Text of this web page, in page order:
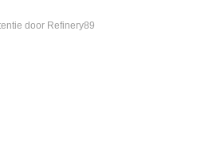
door Refinery89